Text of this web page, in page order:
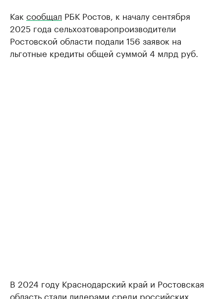
Как сообщал РБК Ростов, к началу сентября
2025 года сельхозтоваропроизводители
Ростовской области подали 156 заявок на
льготные кредиты общей суммой 4 млрд руб.
В 2024 году Краснодарский край и Ростовская
областьстали лидерами среди российских